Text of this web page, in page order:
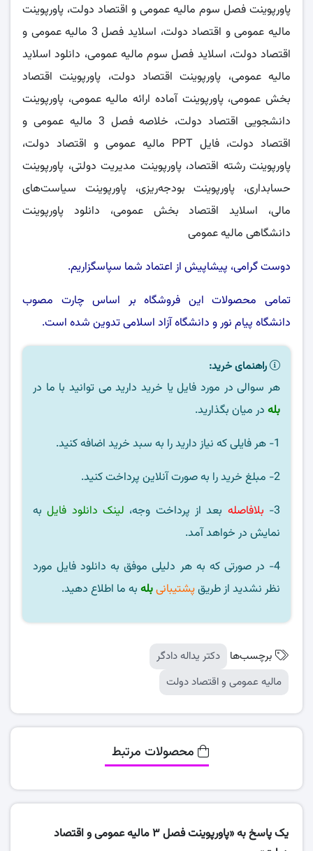
پاورپوینت فصل سوم مالیه عمومی و اقتصاد دولت، پاورپوینت
مالیه عمومی و اقتصاد دولت، اسلاید فصل 3 مالیه عمومی و
اقتصاد دولت، اسلاید فصل سوم مالیه عمومی، دانلود اسلاید
مالیه عمومی، پاورپوینت اقتصاد دولت، پاورپوینت اقتصاد
بخش عمومی، پاورپوینت آماده ارائه مالیه عمومی، پاورپوینت
دانشجویی اقتصاد دولت، خلاصه فصل 3 مالیه عمومی و
اقتصاد دولت، فایل PPT مالیه عمومی و اقتصاد دولت،
پاورپوینت رشته اقتصاد، پاورپوینت مدیریت دولتی، پاورپوینت
حسابداری، پاورپوینت بودجه‌ریزی، پاورپوینت سیاست‌های
مالی، اسلاید اقتصاد بخش عمومی، دانلود پاورپوینت
دانشگاهی مالیه عمومی
دوست گرامی، پیشاپیش از اعتماد شما سپاسگزاریم.
تمامی محصولات این فروشگاه بر اساس چارت مصوب
دانشگاه پیام نورو دانشگاه آزاد اسلامیتدوین شده است.
راهنمای خرید:
هر سوالی در مورد فایل یا خرید دارید می توانید با ما در
بله در میان بگذارید.
1- هر فایلی که نیاز دارید را به سبد خرید اضافه کنید.
2- مبلغ خرید را به صورت آنلاین پرداخت کنید.
3-
بلافاصله بعد از پرداخت وجه، لینک دانلود فایلبه
نمایش در خواهد آمد.
4- در صورتی که به هر دلیلی موفق به دانلود فایل مورد
نظر نشدید از طریقپشتیبانیبله به ما اطلاع دهید.
برچسب‌ها
دکتر یداله دادگر
مالیه عمومی و اقتصاد دولت
محصولات مرتبط
یک پاسخ به «پاورپوینت فصل 3 مالیه عمومی و اقتصاد